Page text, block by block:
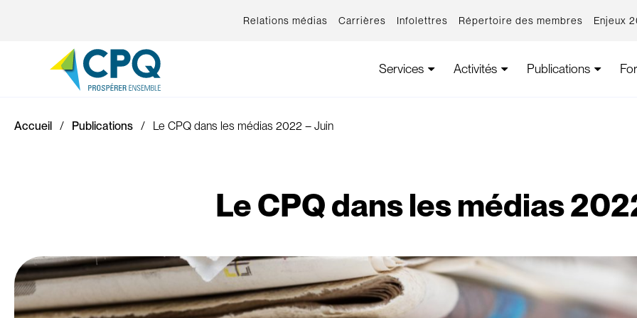
Relations médias Carrières Infolettres Répertoire des membres Enjeux
Services Activités Publications
Accueil Publications Le CPQ dans les médias 2022 – Juin
Le CPQ dans les médias